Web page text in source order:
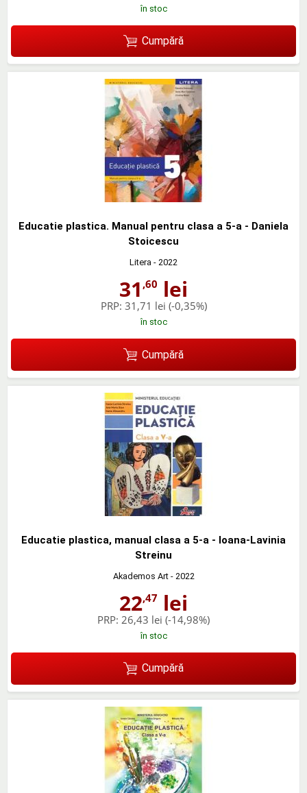
în stoc
Cumpără
Educatie plastica. Manual pentru clasa a 5-a - Daniela
Stoicescu
Litera - 2022
31 ,60 lei
PRP: 31,71 lei (-0,35%)
în stoc
Cumpără
Educatie plastica, manual clasa a 5-a - Ioana-Lavinia
Streinu
Akademos Art- 2022
22,47 lei
PRP: 26,43 lei (-14,98%)
în stoc
Cumpără